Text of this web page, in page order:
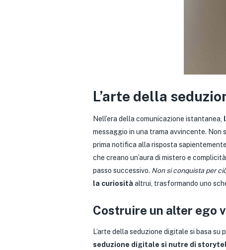
L’arte della
Nell’era della comunicazione istantanea,
messaggio in una trama avvincente. Non
prima notifica alla risposta
che creano un’aura di mistero e
passo successivo. Non si conquista per
la curiosità altrui, trasformando uno
Costruire un alter ego
L’arte della seduzione digitale si basa
seduzione digitale si nutre di